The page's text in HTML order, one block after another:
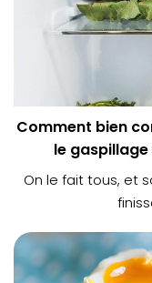
Comment bien
le
On le fait tous, et